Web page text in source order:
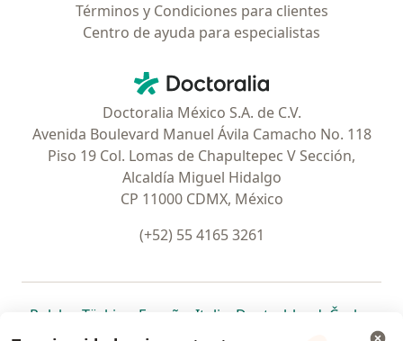
Términos y Condiciones para clientes
Centro de ayuda para especialistas
Doctoralia - Página de inicio
Doctoralia México S.A. de C.V.
Avenida Boulevard Manuel Ávila Camacho No. 118
Piso 19 Col. Lomas de Chapultepec V Sección,
Alcaldía Miguel Hidalgo
CP 11000 CDMX, México
(+52) 55 4165 3261
Polska se abre en una nueva pestaña
Türkiye se abre en una nueva pestaña
España se abre en una nueva pestaña
Italia se abre en una nueva
Deutschlandse abre en
Česko
Portugal
se abre en una nueva pestaña
México se abre en una nueva pestaña
Chile se abre en una nueva pestaña
Brasil se abre en una nueva
se abre en
se